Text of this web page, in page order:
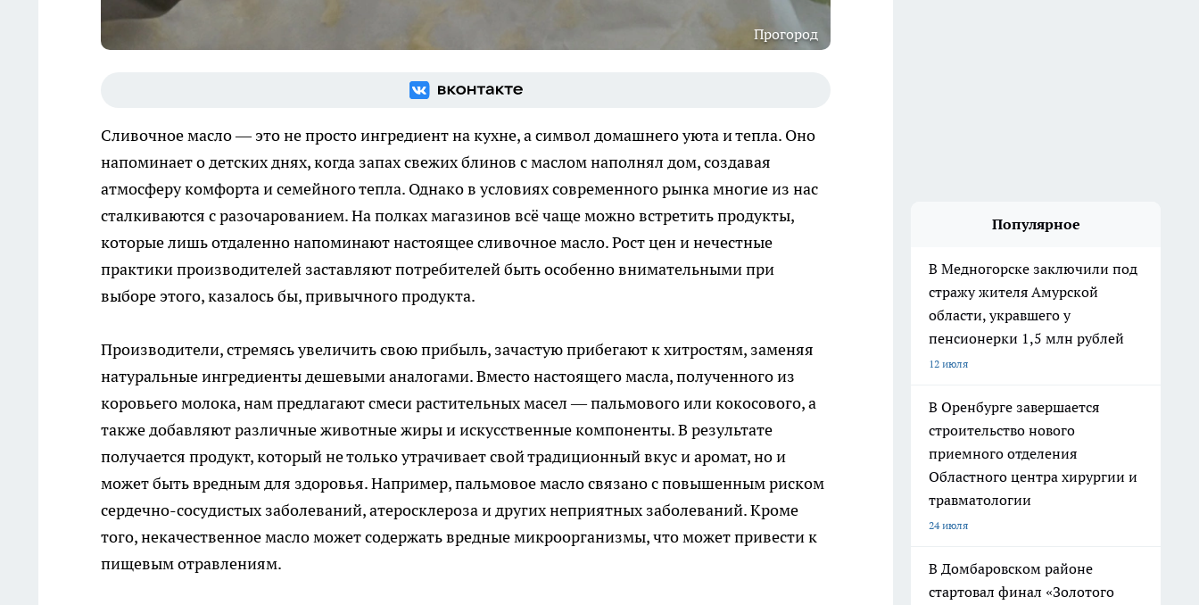
Прогород
Сливочное масло — это не просто ингредиент на кухне, а символ домашнего уюта и тепла. Оно
напоминает о детских днях, когда запах свежих блинов с маслом наполнял дом, создавая
атмосферу комфорта и семейного тепла. Однако в условиях современного рынка многие из нас
сталкиваются с разочарованием. На полках магазинов всё чаще можно встретить продукты,
которые лишь отдаленно напоминают настоящее сливочное масло. Рост цен и нечестные
практики производителей заставляют потребителей быть особенно внимательными при
выборе этого, казалось бы, привычного продукта.
Производители, стремясь увеличить свою прибыль, зачастую прибегают к хитростям, заменяя
натуральные ингредиенты дешевыми аналогами. Вместо настоящего масла, полученного из
коровьего молока, нам предлагают смеси растительных масел — пальмового или кокосового, а
также добавляют различные животные жиры и искусственные компоненты. В результате
получается продукт, который не только утрачивает свой традиционный вкус и аромат, но и
может быть вредным для здоровья. Например, пальмовое масло связано с повышенным риском
сердечно-сосудистых заболеваний, атеросклероза и других неприятных заболеваний. Кроме
того, некачественное масло может содержать вредные микроорганизмы, что может привести к
пищевым отравлениям.
Популярное
В Медногорске заключили под
стражу жителя Амурской
области, укравшего у
пенсионерки 1,5 млн рублей
12 июля
В Оренбурге завершается
строительство нового
приемного отделения
Областного центра хирургии и
травматологии
24 июля
В Домбаровском районе
стартовал финал «Золотого